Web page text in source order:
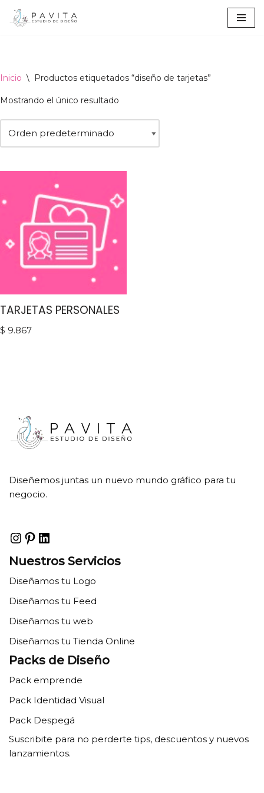
Inicio \ Productos etiquetados “diseño de tarjetas”
Mostrando el único resultado
TARJETAS PERSONALES
$ 9.867
Diseñemos juntas un nuevo mundo gráfico para tu
negocio.
Nuestros Servicios
Diseñamos tu Logo
Diseñamos tu Feed
Diseñamos tu web
Diseñamos tu Tienda Online
Packs de Diseño
Pack emprende
Pack Identidad Visual
Pack Despegá
Suscribite para no perderte tips, descuentos y nuevos
lanzamientos.